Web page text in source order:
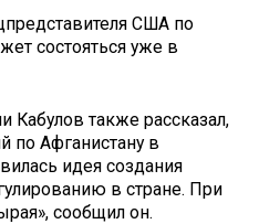
США по
состояться уже в
Кабулов также рассказал,
по Афганистану в
идея создания
в стране. При
сообщил он.